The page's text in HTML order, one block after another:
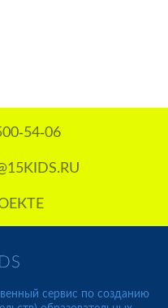
54-06
сервис по созданию